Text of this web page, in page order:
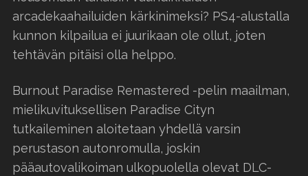
arcadekaahailuiden kärkinimeksi? PS4-alustalla
kunnon kilpailua ei juurikaan ole ollut, joten
tehtävän pitäisi olla helppo.
Burnout Paradise Remastered -pelin maailman,
mielikuvituksellisen Paradise Cityn
tutkaileminen aloitetaan yhdellä varsin
perustason autonromulla, joskin
pääautovalikoiman ulkopuolella olevat DLC-